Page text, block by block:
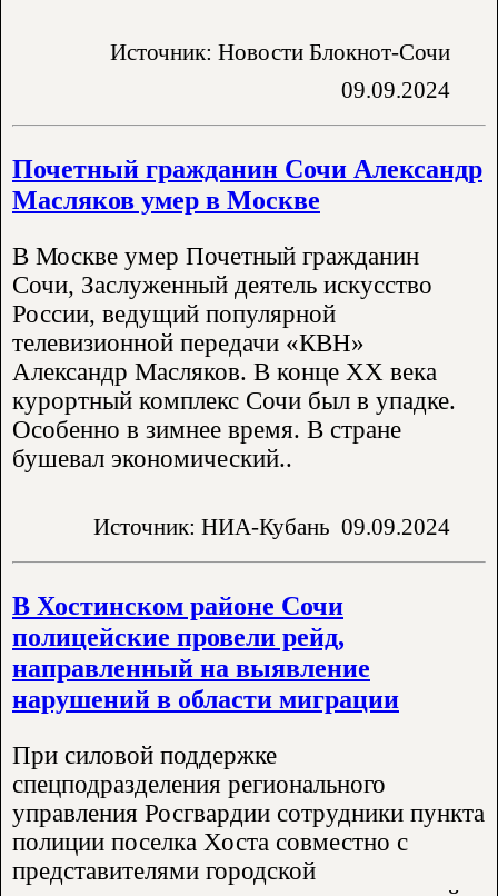
Источник: Новости Блокнот-Сочи
09.09.2024
Почетный гражданин Сочи Александр
Масляков умер в Москве
В Москве умер Почетный гражданин
Сочи, Заслуженный деятель искусство
России, ведущий популярной
телевизионной передачи «КВН»
Александр Масляков. В конце ХХ века
курортный комплекс Сочи был в упадке.
Особенно в зимнее время. В стране
бушевал экономический..
Источник: НИА-Кубань 09.09.2024
В Хостинском районе Сочи
полицейские провели рейд,
направленный на выявление
нарушений в области миграции
При силовой поддержке
спецподразделения регионального
управления Росгвардии сотрудники пункта
полиции поселка Хоста совместно с
представителями городской